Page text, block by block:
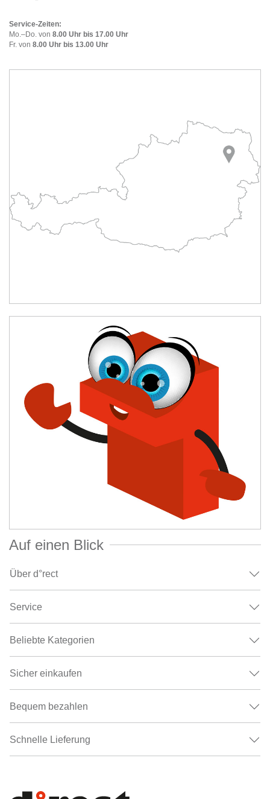
Service-Zeiten:
Mo.–Do. von 8.00 Uhr bis 17.00 Uhr
Fr. von 8.00 Uhr bis 13.00 Uhr
Auf einen Blick
Über d°rect
Service
Beliebte Kategorien
Sicher einkaufen
Bequem bezahlen
Schnelle Lieferung